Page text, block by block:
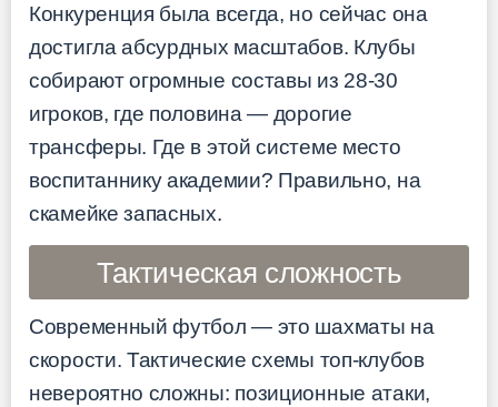
Конкуренция была всегда, но сейчас она
достигла абсурдных масштабов. Клубы
собирают огромные составы из 28-30
игроков, где половина — дорогие
трансферы. Где в этой системе место
воспитаннику академии? Правильно, на
скамейке запасных.
Тактическая сложность
Современный футбол — это шахматы на
скорости. Тактические схемы топ-клубов
невероятно сложны: позиционные атаки,